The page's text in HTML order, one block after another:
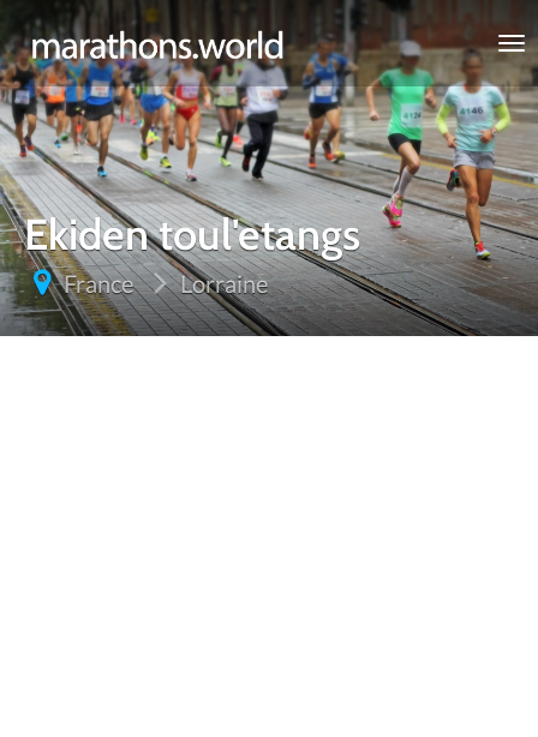
marathons.world
Ekiden toul'etangs
France Lorraine